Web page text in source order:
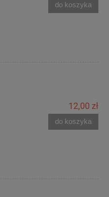
do koszyka
12,00 zł
do koszyka